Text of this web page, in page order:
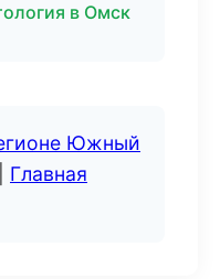
в Омск
Южный
Главная